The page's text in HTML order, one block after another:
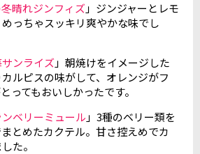
晴れジンフィズ 」ジンジャーとレモ
っちゃスッキリ爽やかな味でし
ンライズ 」朝焼けをイメージした
ルピスの味がして、オレンジがフ
ってもおいしかったです。
ベリーミュール 」3種のベリー類を
とめたカクテル。甘さ控えめでカ
た。